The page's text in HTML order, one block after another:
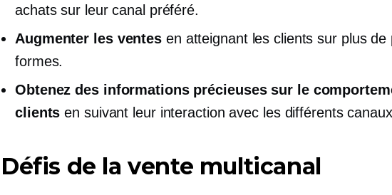
achats sur leur canal préféré.
Augmenter les ventes en atteignant les clients sur plus de
formes.
Obtenez des informations précieuses sur le
clients en suivant leur interaction avec les différents
Défis de la vente multicanal